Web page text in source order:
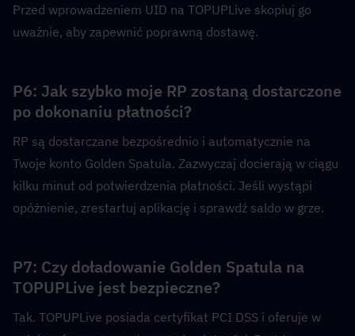
Przed wprowadzeniem UID na TOPUPLive skopiuj go
uważnie, aby zapewnić poprawną dostawę.
P6: Jak szybko moje RP zostaną dostarczone
po dokonaniu płatności?
RP są dostarczane bezpośrednio i automatycznie na
Twoje konto Golden Spatula. Zazwyczaj docierają w ciągu
kilku minut od potwierdzenia płatności. Jeśli wystąpi
opóźnienie, zrestartuj aplikację i sprawdź saldo w grze.
P7: Czy doładowanie Golden Spatula na
TOPUPLive jest bezpieczne?
Tak. TOPUPLive posiada certyfikat PCI DSS i oferuje w